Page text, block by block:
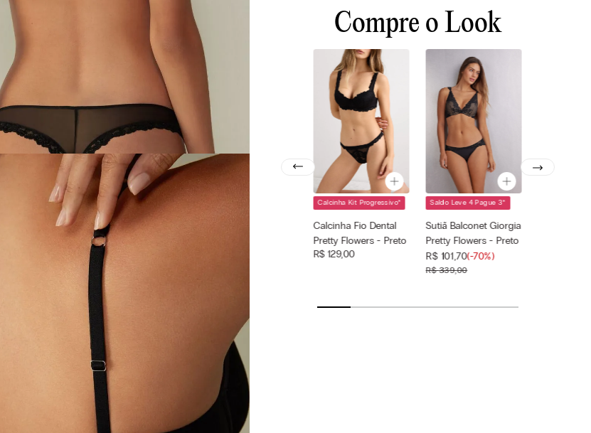
Compre o Look
Cor selecionada
Preto - 019 -
Nero
Tamanho
G
Calcinha Kit Progressivo*
Calcinha Fio Dental
Pretty Flowers - Preto
R$ 129,00
Cor selecionada
Preto - 019 -
Nero
Tamanho
selecionado
Saldo Leve 4 Pague 3*
Sutiã Balconet Giorgia
Pretty Flowers - Preto
R$ 101,70(-70%)
R$ 339,00